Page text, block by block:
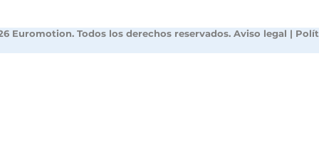
Euromotion. Todos los derechos reservados. Aviso legal |